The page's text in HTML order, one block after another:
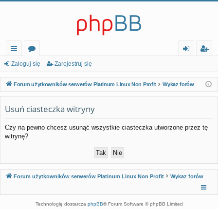
ię
ce
j…
or
a
og
uj
ej
es
uj
Zaloguj się Zarejestruj się
Forum użytkowników serwerów Platinum Linux Non Profit Wykaz forów
Usuń ciasteczka witryny
Czy na pewno chcesz usunąć wszystkie ciasteczka utworzone przez tę
witrynę?
Forum użytkowników serwerów Platinum Linux Non Profit Wykaz forów
Technologię dostarcza phpBB® Forum Software © phpBB Limited